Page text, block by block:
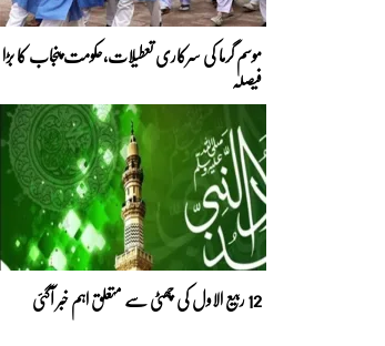
موسم گرما کی سرکاری تعطیلات،حکومت پنجاب کا بڑا
فیصلہ
12 ربیع الاول کی چھٹی سے متعلق اہم خبر آگئی